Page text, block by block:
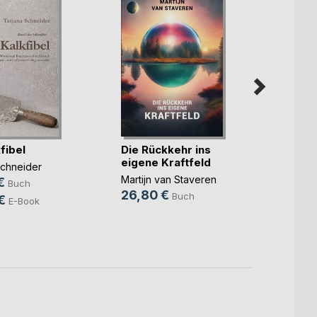
Buch
E-Book
Die Rückkehr ins
eigene Kraftfeld
Martijn van Staveren
26,80 € Buch